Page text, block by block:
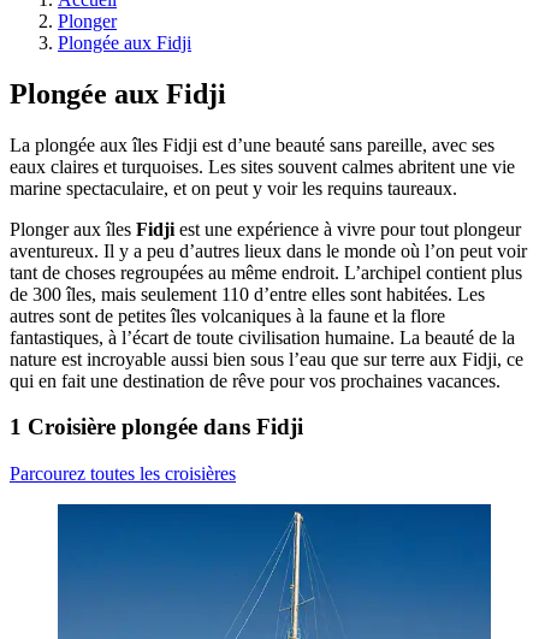
Plonger
Plongée aux Fidji
Plongée aux Fidji
La plongée aux îles Fidji est d’une beauté sans pareille, avec ses
eaux claires et turquoises. Les sites souvent calmes abritent une vie
marine spectaculaire, et on peut y voir les requins taureaux.
Plonger aux îles Fidji est une expérience à vivre pour tout plongeur
aventureux. Il y a peu d’autres lieux dans le monde où l’on peut voir
tant de choses regroupées au même endroit. L’archipel contient plus
de 300 îles, mais seulement 110 d’entre elles sont habitées. Les
autres sont de petites îles volcaniques à la faune et la flore
fantastiques, à l’écart de toute civilisation humaine. La beauté de la
nature est incroyable aussi bien sous l’eau que sur terre aux Fidji, ce
qui en fait une destination de rêve pour vos prochaines vacances.
1 Croisière plongée dans Fidji
Parcourez toutes les croisières